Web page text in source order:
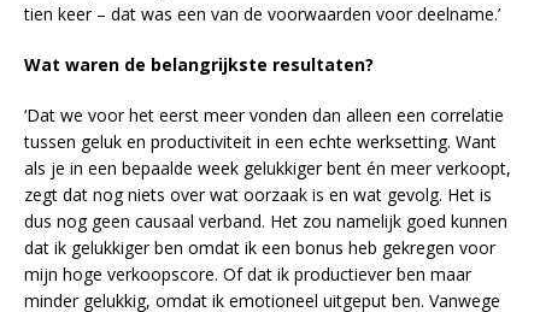
tien keer – dat was een van de voorwaarden voor deelname.’
Wat waren de belangrijkste resultaten?
‘Dat we voor het eerst meer vonden dan alleen een correlatie
tussen geluk en productiviteit in een echte werksetting. Want
als je in een bepaalde week gelukkiger bent én meer verkoopt,
zegt dat nog niets over wat oorzaak is en wat gevolg. Het is
dus nog geen causaal verband. Het zou namelijk goed kunnen
dat ik gelukkiger ben omdat ik een bonus heb gekregen voor
mijn hoge verkoopscore. Of dat ik productiever ben maar
minder gelukkig, omdat ik emotioneel uitgeput ben. Vanwege